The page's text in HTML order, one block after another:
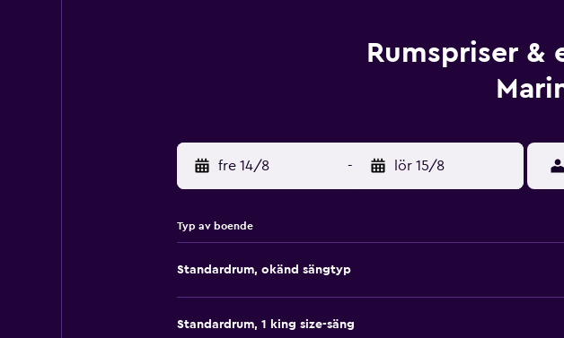
Rumspriser &
fre 14/8 - lör 15/8
Typ av boende
Standardrum, okänd sängtyp
Standardrum, 1 king size-säng